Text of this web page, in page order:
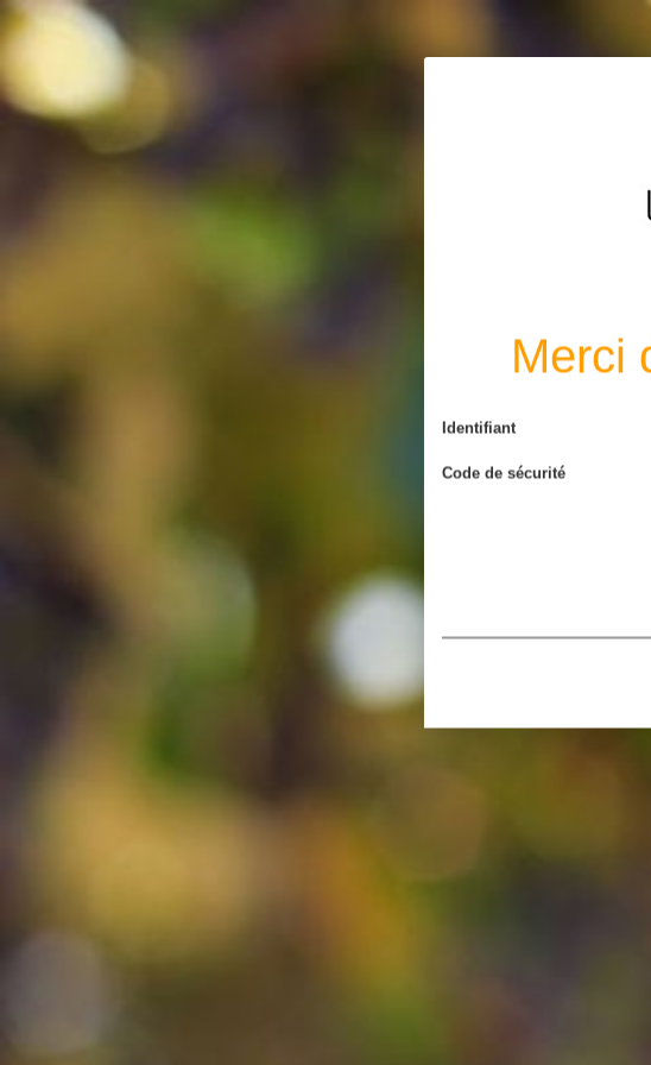
Merci
Identifiant
Code de sécurité
L'abus d'alcool est